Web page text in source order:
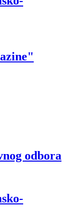
odbora